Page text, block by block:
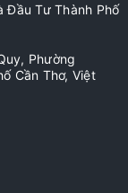
Đầu Tư Thành Phố
Phường
Cần Thơ, Việt